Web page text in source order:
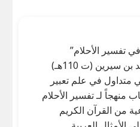
تفسير الأحلام”
المنسوب إلى الإمام محمد بن سيرين (ت 110هـ)
متداول في علم تعبير
منهجاً لـ تفسير الأحلام
من القرآن الكريم